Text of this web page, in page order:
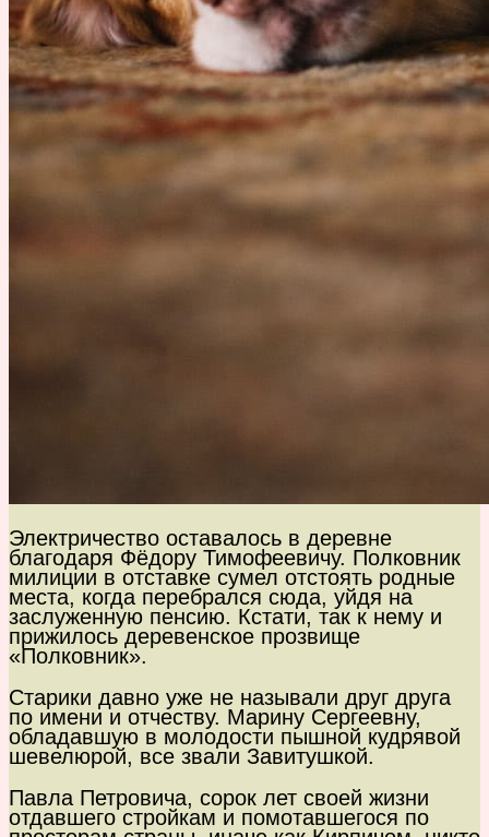
Электричество оставалось в деревне
благодаря Фёдору Тимофеевичу. Полковник
милиции в отставке сумел отстоять родные
места, когда перебрался сюда, уйдя на
заслуженную пенсию. Кстати, так к нему и
прижилось деревенское прозвище
«Полковник».
Старики давно уже не называли друг друга
по имени и отчеству. Марину Сергеевну,
обладавшую в молодости пышной кудрявой
шевелюрой, все звали Завитушкой.
Павла Петровича, сорок лет своей жизни
отдавшего стройкам и помотавшегося по